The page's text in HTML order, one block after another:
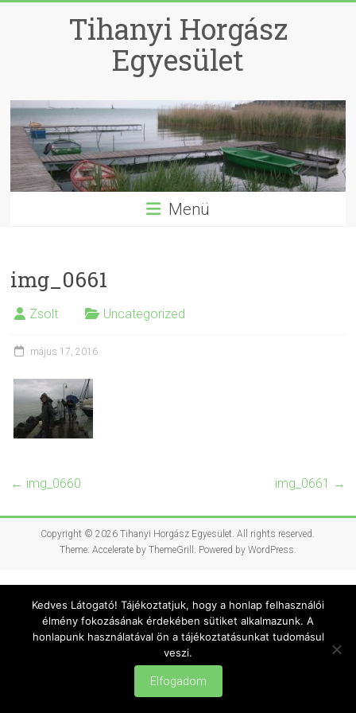
Tihanyi Horgász
Egyesület
Menü
img_0661
Zsolt Uncategorized
május 17, 2016
← img_0660 img_0661 →
Copyright © 2026Tihanyi Horgász Egyesület . All rights reserved.
Theme: Accelerateby ThemeGrill. Powered by WordPress
Kedves Látogató! Tájékoztatjuk, hogy a honlap felhasználói
élmény fokozásának érdekében sütiket alkalmazunk. A
honlapunk használatával ön a tájékoztatásunkat tudomásul
veszi.
Elfogadom